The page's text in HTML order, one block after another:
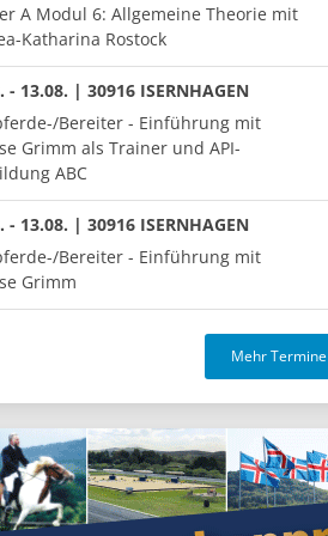
A Modul 6: Allgemeine Theorie mit
Katharina Rostock
- 13.08. | 30916 ISERNHAGEN
Bereiter - Einführung mit
Grimm als Trainer und API-
ABC
- 13.08. | 30916 ISERNHAGEN
Bereiter - Einführung mit
Grimm
Mehr Termine